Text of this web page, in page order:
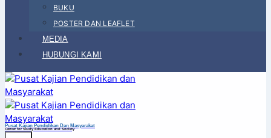
BUKU
POSTER DAN LEAFLET
MEDIA
HUBUNGI KAMI
Pusat Kajian Pendidikan Dan Masyarakat
Center for Study Education and Society